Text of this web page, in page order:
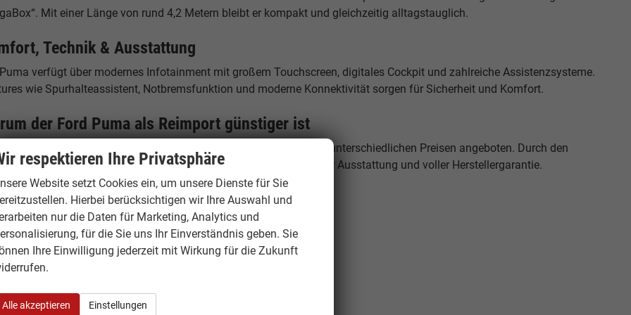
Mit einer Länge von rund 4,2 Metern bleibt er kompakt und gleichzeitig alltagstauglich.
Technik & Ausstattung
verfügt über modernes Infotainment mit großem Touchscreen, digitales Cockpit und zahlreiche Assistenzsysteme.
wie Spurhalteassistent, Notbremsfunktion und moderne Konnektivität sorgen für Sicherheit und Komfort.
der Ford Puma als Reimport günstiger ist
EU Neuwagen werden in verschiedenen europäischen Ländern zu unterschiedlichen Preisen angeboten. Durch den
profitieren Sie von diesen Preisunterschieden – bei identischer Ausstattung und voller Herstellergarantie.
Hamburg – Ihr Ansprechpartner
19
Hamburg
+49 40 500 977 29 - 0
respektieren Ihre Privatsphäre
Website setzt Cookies ein, um unsere Dienste für Sie
Hierbei berücksichtigen wir Ihre Auswahl und
nur die Daten für Marketing, Analytics und
für die Sie uns Ihr Einverständnis geben. Sie
Ihre Einwilligung jederzeit mit Wirkung für die Zukunft
Alle akzeptieren Einstellungen